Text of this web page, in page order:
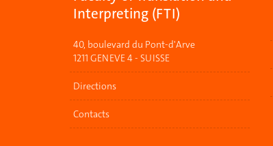
Interpreting (FTI)
40, boulevard du Pont-d'Arve
1211 GENEVE 4 - SUISSE
Directions
Contacts